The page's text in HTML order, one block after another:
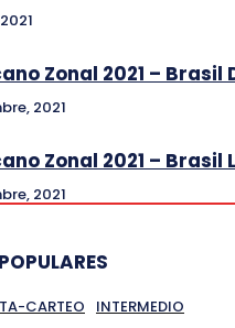
Zonal 2021 – Brasil
2021
Zonal 2021 – Brasil
2021
CARTEO
INTERMEDIO